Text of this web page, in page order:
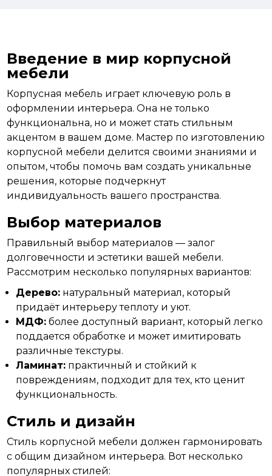
Введение в мир корпусной
мебели
Корпусная мебель играет ключевую роль в
оформлении интерьера. Она не только
функциональна, но и может стать стильным
акцентом в вашем доме. Мастер по изготовлению
корпусной мебели делится своими знаниями и
опытом,чтобы помочь вам создать уникальные
решения, которые подчеркнут
индивидуальность вашего пространства.
Выбор материалов
Правильный выбор материалов — залог
долговечности и эстетики вашей мебели.
Рассмотрим несколько популярных вариантов:
Дерево: натуральный материал, который
придаёт интерьеру теплоту и уют.
МДФ: более доступный вариант, который легко
поддается обработке и может имитировать
различные текстуры.
Ламинат: практичный и стойкий к
повреждениям, подходит для тех, кто ценит
функциональность.
Стиль и дизайн
Стиль корпусной мебели должен гармонировать
с общим дизайном интерьера. Вот несколько
популярныхстилей: